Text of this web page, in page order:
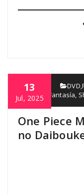
13
Jul, 2025
AlfGama DVD,
Comedia
Fantasía,
One Piece
no